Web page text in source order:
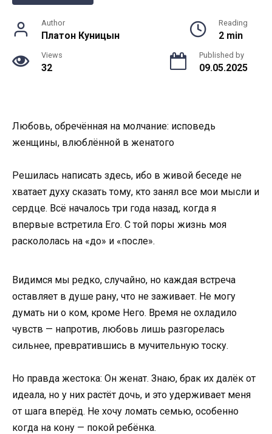
Author
Платон Куницын
Reading
2 min
Views
32
Published by
09.05.2025
Любовь, обречённая на молчание: исповедь
женщины, влюблённой в женатого
Решилась написать здесь, ибо в живой беседе не
хватает духу сказать тому, кто занял все мои мысли и
сердце. Всё началось три года назад, когда я
впервые встретила Его. С той поры жизнь моя
раскололась на «до» и «после».
Видимся мы редко, случайно, но каждая встреча
оставляет в душе рану, что не заживает. Не могу
думать ни о ком, кроме Него. Время не охладило
чувств — напротив, любовь лишь разгорелась
сильнее, превратившись в мучительную тоску.
Но правда жестока: Он женат. Знаю, брак их далёк от
идеала, но у них растёт дочь, и это удерживает меня
от шага вперёд. Не хочу ломать семью, особенно
когда на кону — покой ребёнка.